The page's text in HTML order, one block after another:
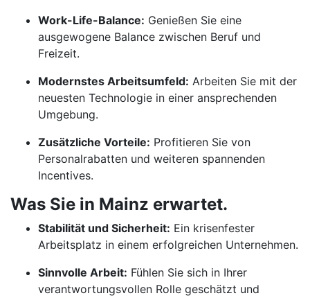
Work-Life-Balance: Genießen Sie eine
ausgewogene Balance zwischen Beruf und
Freizeit.
Modernstes Arbeitsumfeld: Arbeiten Sie mit der
neuesten Technologie in einer ansprechenden
Umgebung.
Zusätzliche Vorteile: Profitieren Sie von
Personalrabatten und weiteren spannenden
Incentives.
Was Sie in Mainz erwartet.
Stabilität und Sicherheit: Ein krisenfester
Arbeitsplatz in einem erfolgreichen Unternehmen.
Sinnvolle Arbeit: Fühlen Sie sich in Ihrer
verantwortungsvollen Rolle geschätzt und